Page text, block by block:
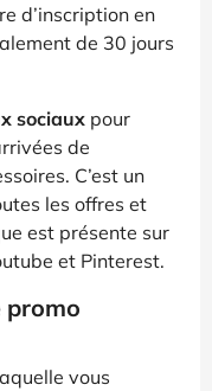
d’inscription en
de 30 jours
sociaux pour
de
C’est un
les offres et
est présente sur
et Pinterest.
promo
vous